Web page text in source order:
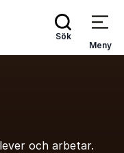
Sök
Meny
och arbetar.